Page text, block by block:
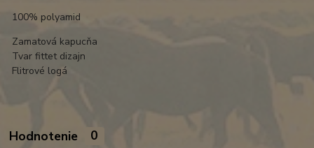
100% polyamid
Zamatová kapucňa
Tvar fittet dizajn
Flitrové logá
Hodnotenie 0